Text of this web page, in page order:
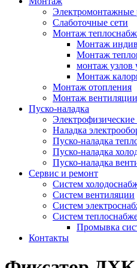
Электромонтажные
Слаботочные сети
Монтаж
Монтаж
Монтаж
монтаж узлов
Монтаж
Монтаж отопления
Монтаж вентиляции
Пуско-наладка
Электрофизические
Наладка
Пуско-наладка
Пуско-наладка
Пуско-наладка
Сервис и ремонт
Систем
Систем вентиляции
Систем
Систем
Промывка
Контакты